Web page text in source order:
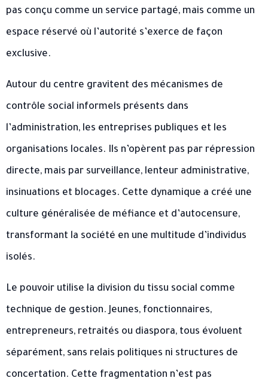
pas conçu comme un service partagé, mais comme un
espace réservé où l’autorité s’exerce de façon
exclusive.
Autour du centre gravitent des mécanismes de
contrôle social informels présents dans
l’administration, les entreprises publiques et les
organisations locales. Ils n’opèrent pas par répression
directe, mais par surveillance, lenteur administrative,
insinuations et blocages. Cette dynamique a créé une
culture généralisée de méfiance et d’autocensure,
transformant la société en une multitude d’individus
isolés.
Le pouvoir utilise la division du tissu social comme
technique de gestion. Jeunes, fonctionnaires,
entrepreneurs, retraités ou diaspora, tous évoluent
séparément, sans relais politiques ni structures de
concertation. Cette fragmentation n’est pas